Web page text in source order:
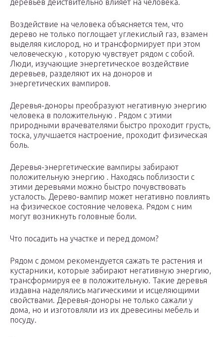
деревьев действительно влияет на человека.
Воздействие на человека объясняется тем, что
дерево не только поглощает углекислый газ, взамен
выделяя кислород, но и трансформирует при этом
человеческую , которую чувствует рядом с собой.
Люди, изучающие энергетическое воздействие
деревьев, разделяют их на доноров и
энергетических вампиров.
Деревья-доноры преобразуют негативную энергию
человека в положительную . Рядом с этими
природными врачевателями быстро проходит грусть,
тоска, улучшается настроение, проходит физическая
боль.
Деревья-энергетические вампиры забирают
положительную энергию . Находясь поблизости с
этими деревьями можно быстро почувствовать
усталость. Дерево-вампир может негативно повлиять
на физическое состояние человека. Рядом с ним
могут возникнуть головные боли.
Что посадить на участке и перед домом?
Рядом с домом рекомендуется сажать те растения и
кустарники, которые забирают негативную энергию,
трансформируя ее в положительную. Такие деревья
издавна наделялись магическими и исцеляющими
свойствами. Деревья-доноры не только сажали у
дома, но и изготовляли из их древесины мебель и
посуду.